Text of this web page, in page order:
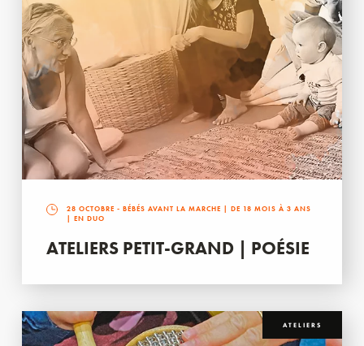
28 OCTOBRE - BÉBÉS AVANT LA MARCHE | DE 18 MOIS À 3 ANS
| EN DUO
ATELIERS PETIT-GRAND | POÉSIE
ATELIERS